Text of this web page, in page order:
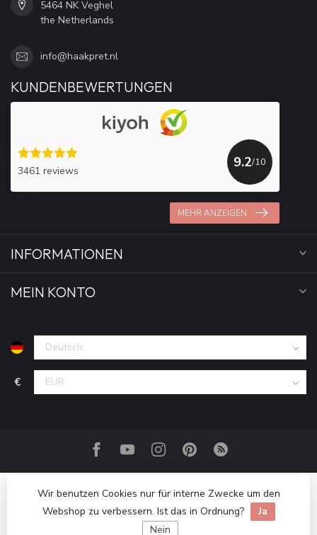
5464 NK Veghel
the Netherlands
info@haakpret.nl
KUNDENBEWERTUNGEN
3461 reviews
9.2/10
MEHR ANZEIGEN
INFORMATIONEN
MEIN KONTO
€
Wir benutzen Cookies nur für interne Zwecke um den
Webshop zu verbessern. Ist das in Ordnung?
Ja
Nein